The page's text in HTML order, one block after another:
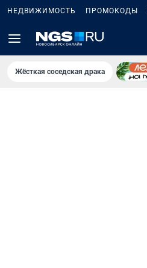
НЕДВИЖИМОСТЬ ПРОМОКОДЫ
Жёсткая соседская драка